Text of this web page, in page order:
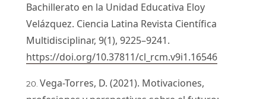
Bachillerato en la Unidad Educativa Eloy
Velázquez. Ciencia Latina Revista Científica
Multidisciplinar, 9(1), 9225–9241.
https://doi.org/10.37811/cl_rcm.v9i1.16546
Vega-Torres, D. (2021). Motivaciones,